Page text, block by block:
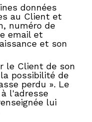
données
au Client et
numéro de
email et
et son
le Client de son
possibilité de
perdu ». Le
l'adresse
lui